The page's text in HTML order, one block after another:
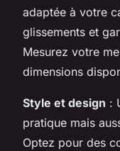
adaptée à votre
glissements et
Mesurez votre
dimensions
Style et design :
pratique mais
Optez pour des